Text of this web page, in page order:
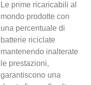
Le prime ricaricabili al
mondo prodotte con
una percentuale di
batterie riciclate
mantenendo inalterate
le prestazioni,
garantiscono una